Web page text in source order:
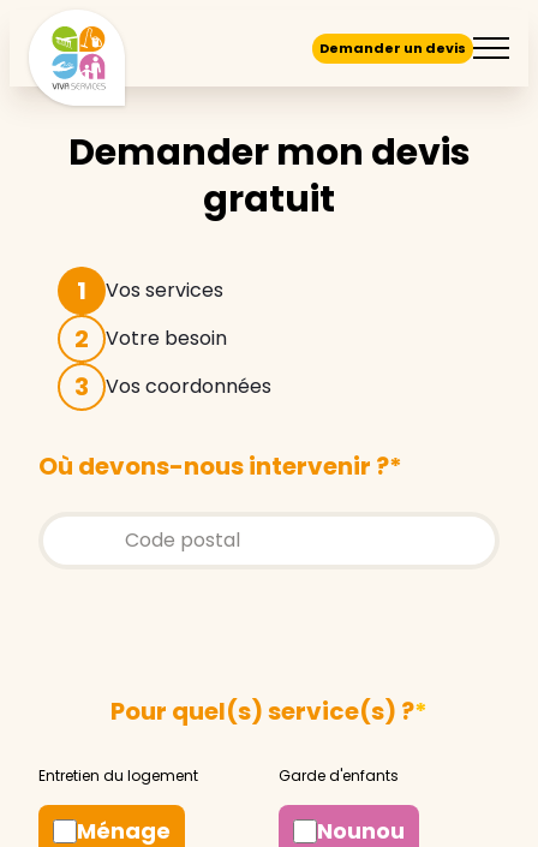
Demander un devis
Demander mon devis
gratuit
1 Vos services
2 Votre besoin
3 Vos coordonnées
Où devons-nous intervenir ?*
Store locator global - Autocompletion
Rechercher
Pour quel(s) service(s) ?*
Ménage Nounou